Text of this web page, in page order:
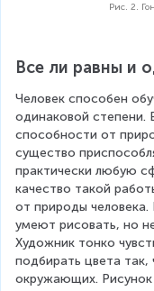
Рис. 2.
Все ли равны и
Человек способен
одинаковой степени.
способности от
существо
практически любую
качество такой
от природы
умеют рисовать, но
Художник тонко
подбирать цвета
окружающих.